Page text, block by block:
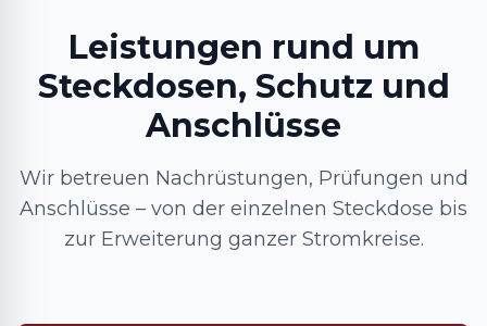
Leistungen rund um
Steckdosen, Schutz und
Anschlüsse
Wir betreuen Nachrüstungen, Prüfungen und
Anschlüsse – von der einzelnen Steckdose bis
zur Erweiterung ganzer Stromkreise.